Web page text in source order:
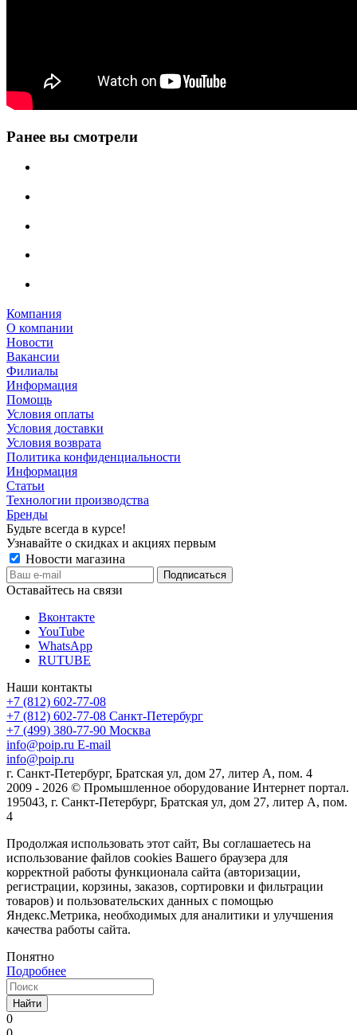
Ранее вы смотрели
Компания
О компании
Новости
Вакансии
Филиалы
Информация
Помощь
Условия оплаты
Условия доставки
Условия возврата
Политика конфиденциальности
Информация
Статьи
Технологии производства
Бренды
Будьте всегда в курсе!
Узнавайте о скидках и акциях первым
Новости магазина
Оставайтесь на связи
Вконтакте
YouTube
WhatsApp
RUTUBE
Наши контакты
+7 (812) 602-77-08
+7 (812) 602-77-08 Санкт-Петербург
+7 (499) 380-77-90 Москва
info@poip.ru E-mail
info@poip.ru
г. Санкт-Петербург, Братская ул, дом 27, литер А, пом. 4
2009 - 2026 © Промышленное оборудование Интернет портал.
195043, г. Санкт-Петербург, Братская ул, дом 27, литер А, пом.
4
Продолжая использовать этот сайт, Вы соглашаетесь на
использование файлов cookies Вашего браузера для
корректной работы функционала сайта (авторизации,
регистрации, корзины, заказов, сортировки и фильтрации
товаров) и пользовательских данных с помощью
Яндекс.Метрика, необходимых для аналитики и улучшения
качества работы сайта.
Понятно
Подробнее
Найти
0